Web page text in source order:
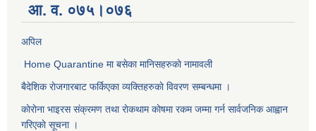
आ. व. ०७५।०७६
अपिल
Home Quarantine मा बसेका मानिसहरुकाे नामावली
बैदेशिक राेजगारबाट फर्किएका व्यक्तिहरुकाे विवरण सम्बन्धमा ।
काेराेना भाइरस संक्रमण तथा राेकथाम काेषमा रकम जम्मा गर्न सार्वजनिक आह्वान
गरिएकाे सूचना ।